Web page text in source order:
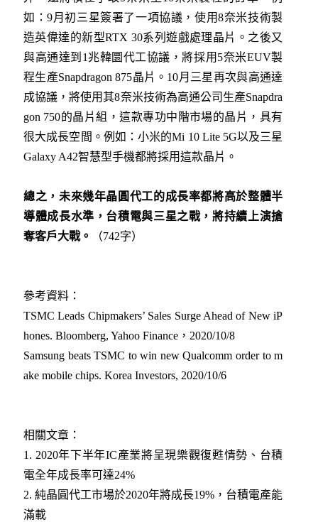
如：9月初三星簽署了一項協議，使用8奈米技術製
造英偉達的新型RTX 30系列遊戲處理晶片。之後又
與高通達到1兆韓圜代工協議，將採用5奈米EUV製
程生產Snapdragon 875晶片。10月三星再次與高通達
成協議，將使用其8奈米技術為高通公司生產Snapdra
gon 750的晶片組，這款專功中階市場的晶片，具有
很大成長空間。例如：小米的Mi 10 Lite 5G以及三星
Galaxy A42智慧型手機都將採用這款晶片。
總之，未來幾年晶圓代工的成長率都將高於整體半
導體成長水準，台積電與三星之戰，將持續上演搶
奪客戶大戰。
（742字）
參考資料：
TSMC Leads Chipmakers’ Sales Surge Ahead of New iP
hones. Bloomberg, Yahoo Finance，2020/10/8
Samsung beats TSMC to win new Qualcomm order to m
ake mobile chips. Korea Investors, 2020/10/6
相關文章：
1. 2020年下半年IC產業將呈現樂觀復甦情勢、台積
電全年成長率可達24%​
2.純晶圓代工市場於2020年將成長19%，台積電產能
滿載​